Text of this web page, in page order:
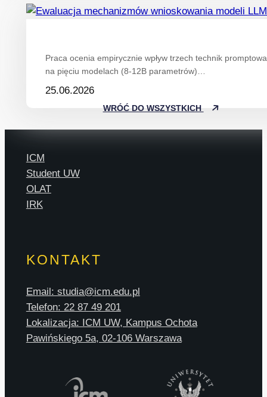
Praca ocenia empirycznie wpływ trzech technik
na pięciu modelach (8-12B parametrów)…
25.06.2026
WRÓĆ DO WSZYSTKICH
ICM
Student UW
OLAT
IRK
KONTAKT
Email: studia@icm.edu.pl
Telefon: 22 87 49 201
Lokalizacja: ICM UW, Kampus Ochota
Pawińskiego 5a, 02-106 Warszawa